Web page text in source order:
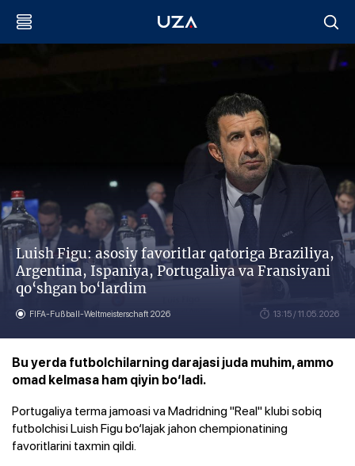
Luish Figu: asosiy favoritlar qatoriga Braziliya,
Argentina, Ispaniya, Portugaliya va Fransiyani
qo‘shgan bo‘lardim
FIFA-Fußball-Weltmeisterschaft 2026 13:15 / 11.05.2026
Bu yerda futbolchilarning darajasi juda muhim, ammo
omad kelmasa ham qiyin bo‘ladi.
Portugaliya terma jamoasi va Madridning "Real" klubi sobiq
futbolchisi Luish Figu bo‘lajak jahon chempionatining
favoritlarini taxmin qildi.